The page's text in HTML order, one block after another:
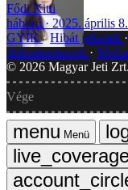
Fődi Kitti
háború
2025. április
GYIK Hibát jelentek
dokumentumok
© 2026 Magyar Jeti Zrt.
Vége
Menü